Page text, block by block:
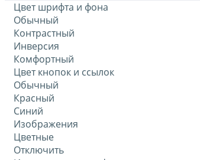
Цвет шрифта и фона
Обычный
Контрастный
Инверсия
Комфортный
Цвет кнопок и ссылок
Обычный
Красный
Синий
Изображения
Цветные
Отключить